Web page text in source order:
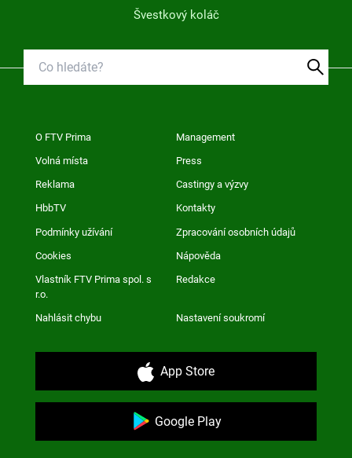
Švestkový koláč
O FTV Prima Management
Volná místa Press
Reklama Castingy a výzvy
HbbTV Kontakty
Podmínky užívání Zpracování osobních údajů
Cookies Nápověda
Vlastník FTV Prima spol. s
r.o.
Redakce
Nahlásit chybu Nastavení soukromí
App Store
Google Play